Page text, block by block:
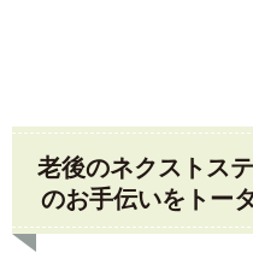
老後のネクストス
のお手伝いをトー